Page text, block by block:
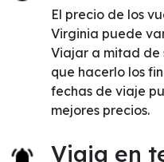
El precio de los
Virginia puede
Viajar a mitad de
que hacerlo los
fechas de viaje
mejores precios.
Viaja en